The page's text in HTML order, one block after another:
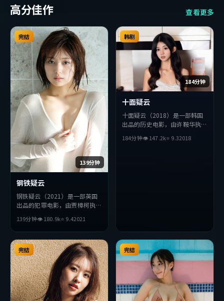
高分佳作 查看更多
139分钟
完结
钢铁疑云
钢铁疑云（2021）是一部英国
出品的犯罪电影，由贾樟柯执
主演。影片在叙事与视听上力求
突破，探讨人性与抉择，节奏张
弛有度，适合喜欢该类型的观众
完整观看。
139分钟👁180.9k⭐ 9.42021
184分钟
韩剧
十面疑云
十面疑云（2018）是一部韩国
出品的历史电影，由许鞍华执
主演。影片在叙事与视听上力求
184分钟👁147.2k⭐ 9.32018
完结 完结